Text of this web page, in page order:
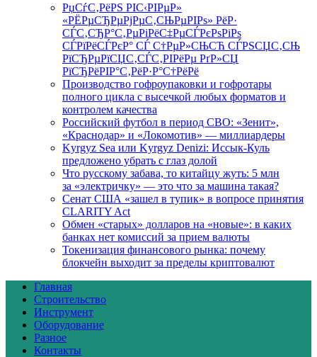
РџСѓС‚РёРЅ РІС‹РІРµР»
«РЁРµСЂРµРјРµС‚СЊРµРІРѕ» РёР·
СЃС‚СЂР°С‚РµРіРёС‡РµСЃРєРѕРіРѕ
СЃРїРёСЃРєР° СЃ С†РµР»СЊСЋ СЃРЅСЏС‚СЊ
РїСЂРµРїСЏС‚СЃС‚РІРёРµ РґР»СЏ
РїСЂРёРІР°С‚РёР·Р°С†РёРё
Производство гофроупаковки и гофротары
полного цикла с высечкой любых форматов и
контролем качества
Российский футбол в период СВО: «Зенит»,
«Краснодар» и «Локомотив» — миллиардеры
Kyrgyz Sea или Kyrgyz Denizi: Иссык-Куль
предложено убрать с глаз долой
Что русскому забава, то китайцу жуть: 5 млн
за «электричку» — это что за машина такая?
Сенат США «зашел в тупик» в вопросе принятия
CLARITY Act
Обмен «старых» долларов на «новые»: в каких
банках нет комиссий за прием валюты
Токенизация финансового рынка: почему
блокчейн выходит за пределы криптовалют
Главная
Строительство
Инструмент
Оборудование
Разное
Контакты